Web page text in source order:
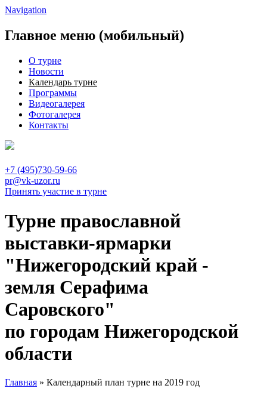
Navigation
Главное меню (мобильный)
О турне
Новости
Календарь турне
Программы
Видеогалерея
Фотогалерея
Контакты
+7 (495)730-59-66
pr@vk-uzor.ru
Принять участие в турне
Турне православной
выставки-ярмарки
"Нижегородский край -
земля Серафима
Саровского"
по городам Нижегородской
области
Главная » Календарный план турне на 2019 год